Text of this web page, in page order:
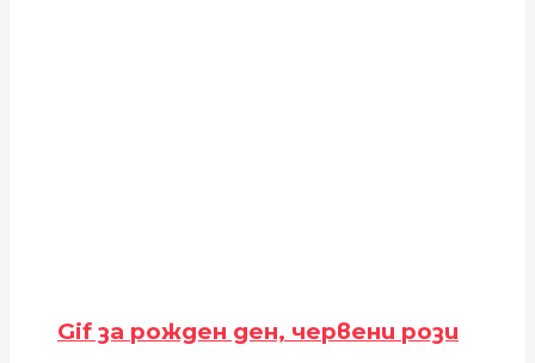
Gif за рожден ден, червени рози